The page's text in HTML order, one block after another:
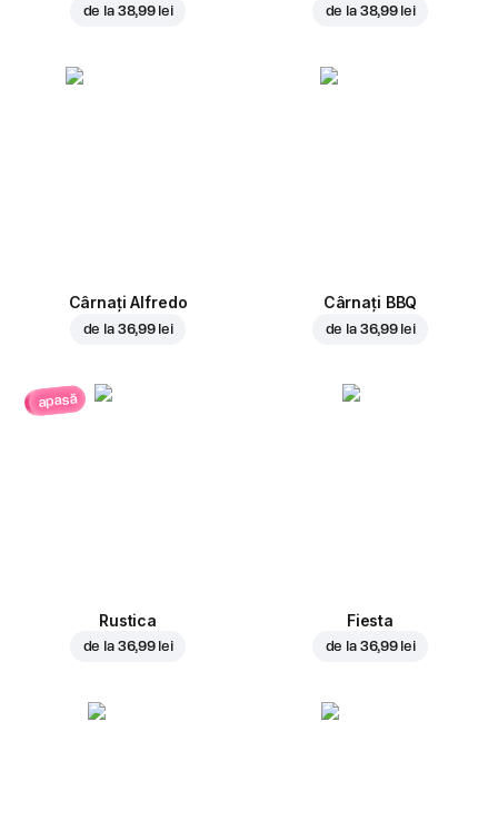
de la 38,99 lei de la 38,99 lei
Cârnați Alfredo
de la 36,99 lei
Cârnați BBQ
de la 36,99 lei
apasă
Rustica
de la 36,99 lei
Fiesta
de la 36,99 lei